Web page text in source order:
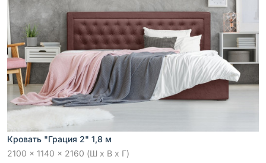
Кровать "Грация 2" 1,8 м
2100 x 1140 x 2160 (Ш x В x Г)